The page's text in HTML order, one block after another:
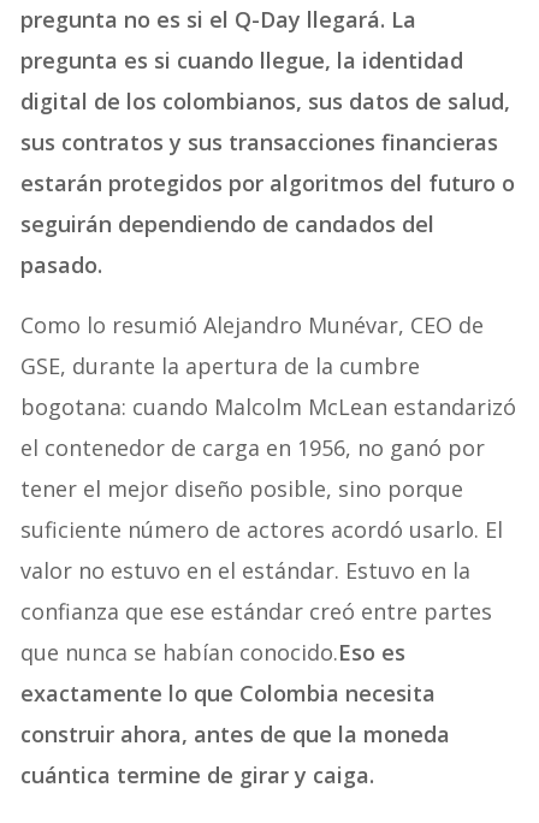
pregunta no es si el Q-Day llegará. La
pregunta es si cuando llegue, la identidad
digital de los colombianos, sus datos de salud,
sus contratos y sus transacciones financieras
estarán protegidos por algoritmos del futuro o
seguirán dependiendo de candados del
pasado.
Como lo resumió Alejandro Munévar, CEO de
GSE, durante la apertura de la cumbre
bogotana: cuando Malcolm McLean estandarizó
el contenedor de carga en 1956, no ganó por
tener el mejor diseño posible, sino porque
suficiente número de actores acordó usarlo. El
valor no estuvo en el estándar. Estuvo en la
confianza que ese estándar creó entre partes
que nunca se habían conocido.Eso es
exactamente lo que Colombia necesita
construir ahora, antes de que la moneda
cuántica termine de girar y caiga.